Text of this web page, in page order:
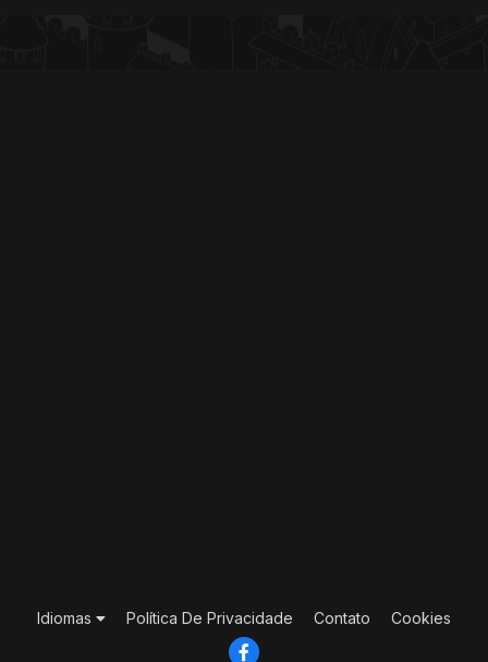
Idiomas Política De Privacidade Contato Cookies